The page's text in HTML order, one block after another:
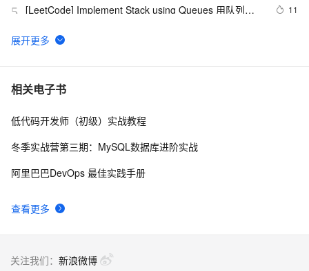
5 [LeetCode] Implement Stack using Queues 用队列来
11
6 [LeetCode] Minimum Depth of Binary Tree
7 经典Leetcode算法题分享(字符串)
8 [LeetCode] Nim Game
相关电子书
查看更多
低代码开发师（初级）实战教程
冬季实战营第三期：MySQL数据库进阶实战
阿里巴巴DevOps 最佳实践手册
关注我们： 新浪微博